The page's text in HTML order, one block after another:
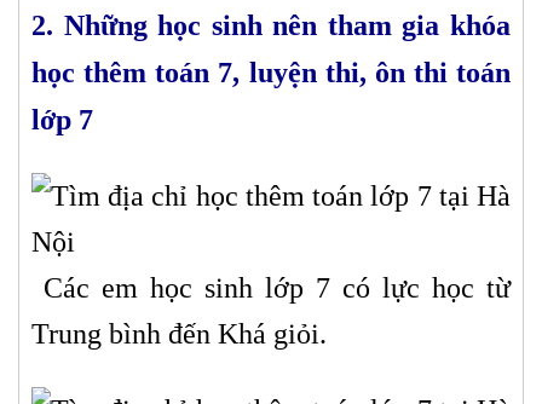
2. Những học sinh nên tham gia khóa
học thêm toán 7, luyện thi, ôn thi toán
lớp 7
Các em học sinh lớp 7 có lực học từ
Trung bình đến Khá giỏi.